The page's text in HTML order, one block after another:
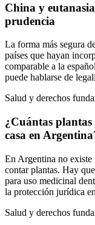
China y
prudencia
La forma más segura
países que hayan
comparable a la
puede hablarse de
Salud y derechos
¿Cuántas plantas
casa en
En Argentina no existe
contar plantas. Hay
para uso medicinal
la protección jurídica
Salud y derechos